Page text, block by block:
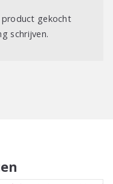
product gekocht
schrijven.